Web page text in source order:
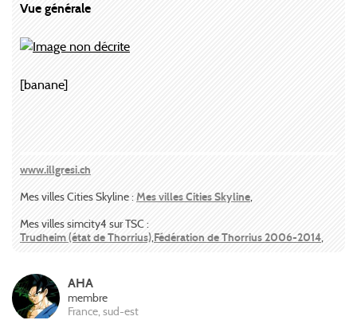
Vue générale
[banane]
www.illgresi.ch
Mes villes Cities Skyline :Mes villes Cities Skyline,
Mes villes simcity4 sur TSC :
Trudheim (état de Thorrius),Fédération de Thorrius 2006-2014,
AHA
membre
France, sud-est